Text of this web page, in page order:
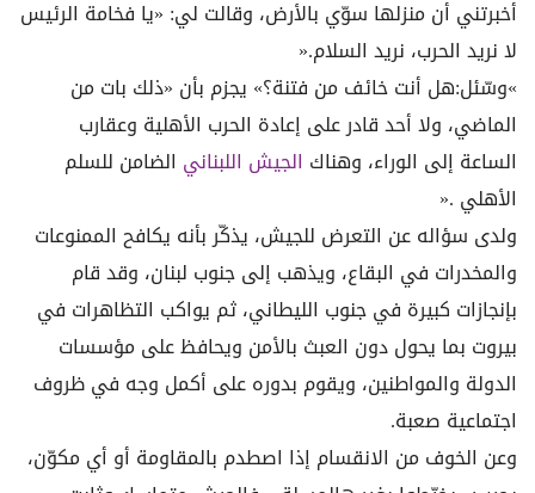
أخبرتني أن منزلها سوّي بالأرض، وقالت لي: «يا فخامة الرئيس
لا نريد الحرب، نريد السلام».
«وسّئل:هل أنت خائف من فتنة؟» يجزم بأن «ذلك بات من
الماضي، ولا أحد قادر على إعادة الحرب الأهلية وعقارب
الساعة إلى الوراء، وهناك الجيش اللبناني الضامن للسلم
الأهلي ».
ولدى سؤاله عن التعرض للجيش، يذكّر بأنه يكافح الممنوعات
والمخدرات في البقاع، ويذهب إلى جنوب لبنان، وقد قام
بإنجازات كبيرة في جنوب الليطاني، ثم يواكب التظاهرات في
بيروت بما يحول دون العبث بالأمن ويحافظ على مؤسسات
الدولة والمواطنين، ويقوم بدوره على أكمل وجه في ظروف
اجتماعية صعبة.
وعن الخوف من الانقسام إذا اصطدم بالمقاومة أو أي مكوّن،